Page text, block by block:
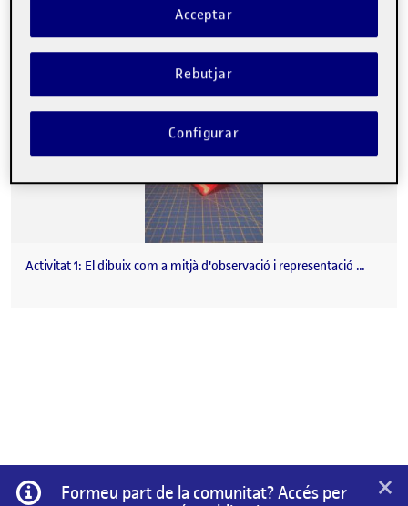
Data de publicació29 març, 2022 4:36 pm
-1 comentari
Activitat 1: El dibuix com a mitjà d'observació i representació …
Informació
Formeu part de la comunitat? Accés per
×
Rebutjar
Acceptar
Configurar